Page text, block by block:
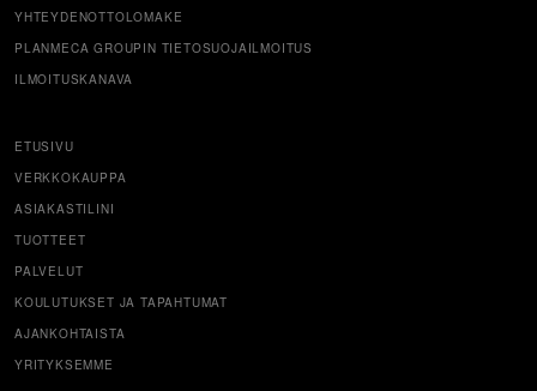
YHTEYDENOTTOLOMAKE
PLANMECA GROUPIN TIETOSUOJAILMOITUS
ILMOITUSKANAVA
ETUSIVU
VERKKOKAUPPA
ASIAKASTILINI
TUOTTEET
PALVELUT
KOULUTUKSET JA TAPAHTUMAT
AJANKOHTAISTA
YRITYKSEMME